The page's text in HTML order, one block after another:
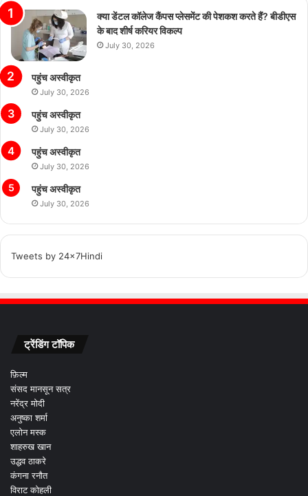
क्या डेंटल कॉलेज कैंपस प्लेसमेंट की पेशकश करते हैं? बीडीएस
के बाद शीर्ष करियर विकल्प
July 30, 2026
पहुंच अस्वीकृत
July 30, 2026
पहुंच अस्वीकृत
July 30, 2026
पहुंच अस्वीकृत
July 30, 2026
पहुंच अस्वीकृत
July 30, 2026
Tweets by 24x7Hindi
ट्रेंडिंग टॉपिक
फ़िल्म
संसद मानसून सत्र
नरेंद्र मोदी
अनुष्का शर्मा
एलोन मस्क
शाहरुख खान
उद्धव ठाकरे
कंगना रनौत
विराट कोहली